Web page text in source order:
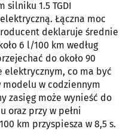
silniku 1.5 TGDI
Łączna moc
deklaruje średnie
6 l/100 km według
do około 90
elektrycznym, co ma być
w codziennym
zasięg może wynieść do
oraz przy w pełni
km przyspiesza w 8,5 s.